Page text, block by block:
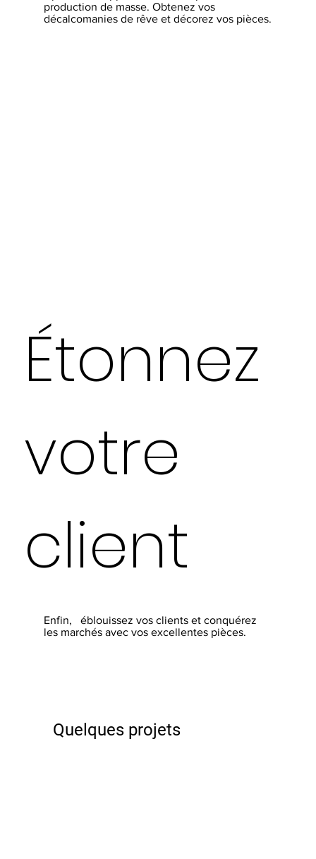
production de masse. Obtenez vos
décalcomanies de rêve et décorez vos pièces.
Étonnez
votre
client
Enfin, éblouissez vos clients et conquérez
les marchés avec vos excellentes pièces.
Quelques projets